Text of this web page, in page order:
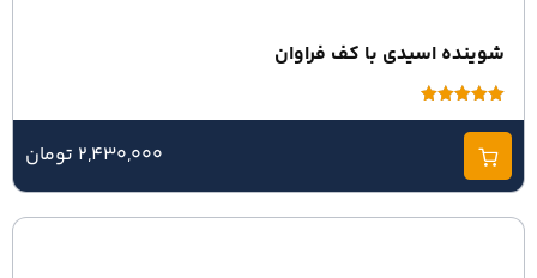
شوینده اسیدی با کف فراوان
امتیاز5.00
از 5
2,430,000 تومان